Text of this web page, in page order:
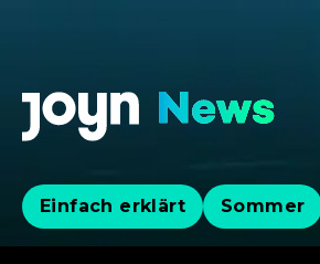
Einfach erklärt Sommer